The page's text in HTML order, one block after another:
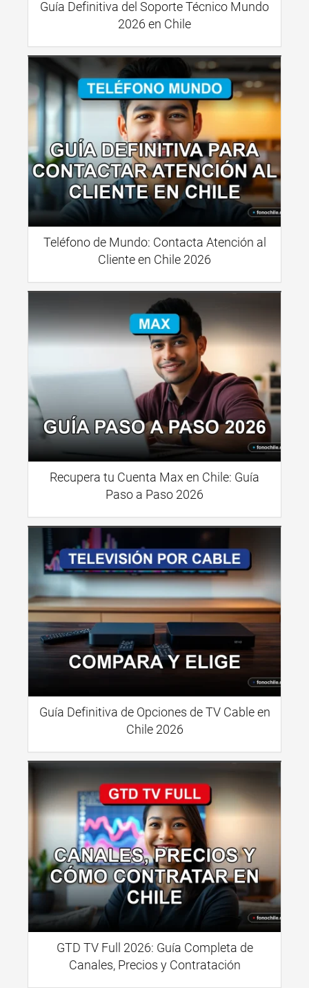
Guía Definitiva del Soporte Técnico Mundo
2026 en Chile
Teléfono de Mundo: Contacta Atención al
Cliente en Chile 2026
Recupera tu Cuenta Max en Chile: Guía
Paso a Paso 2026
Guía Definitiva de Opciones de TV Cable en
Chile 2026
GTD TV Full 2026: Guía Completa de
Canales, Precios y Contratación